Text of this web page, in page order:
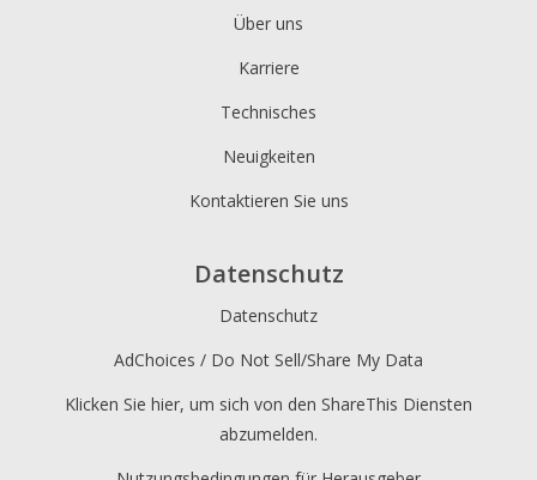
Über uns
Karriere
Technisches
Neuigkeiten
Kontaktieren Sie uns
Datenschutz
Datenschutz
AdChoices / Do Not Sell/Share My Data
Klicken Sie hier, um sich von den ShareThis Diensten
abzumelden.